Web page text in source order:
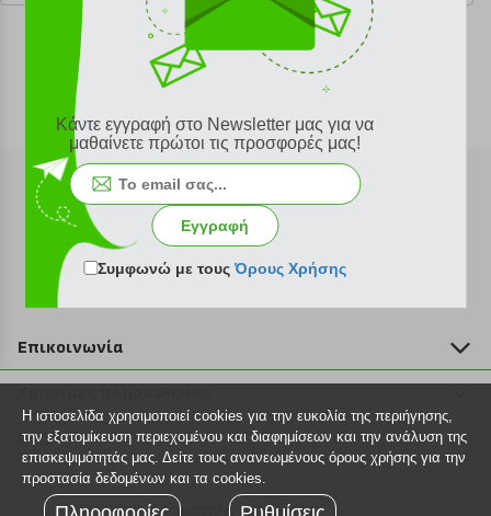
Εγγραφή στο newsletter
Επικοινωνία
211 2000 700
info@plus4u.gr
Η εταιρία
Σημεία παραλαβής
Ευκαιρίες καριέρας
Βοήθεια
Εξέλιξη παραγγελίας
Τρόποι παραγγελίας
Κάντε εγγραφή στο Newsletter μας για να
μαθαίνετε πρώτοι τις προσφορές μας!
Εγγραφή
Συμφωνώ με τουςΌρους Χρήσης
Η ιστοσελίδα χρησιμοποιεί cookies για την ευκολία της περιήγησης,
την εξατομίκευση περιεχομένου και διαφημίσεων και την ανάλυση της
επισκεψιμότητάς μας. Δείτε τους ανανεωμένους όρους χρήσης για την
προστασία δεδομένων και τα cookies.